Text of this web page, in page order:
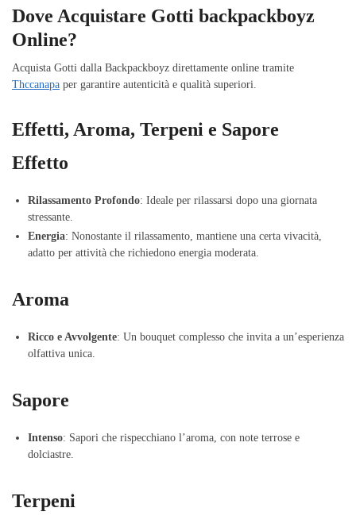
Dove Acquistare Gotti backpackboyz
Online?
Acquista Gotti dalla Backpackboyz direttamente online tramite
Thccanapa per garantire autenticità e qualità superiori.
Effetti, Aroma, Terpeni e Sapore
Effetto
Rilassamento Profondo: Ideale per rilassarsi dopo una giornata
stressante.
Energia: Nonostante il rilassamento, mantiene una certa vivacità,
adatto per attività che richiedono energia moderata.
Aroma
Ricco e Avvolgente: Un bouquet complesso che invita a un’esperienza
olfattiva unica.
Sapore
Intenso: Sapori che rispecchiano l’aroma, con note terrose e
dolciastre.
Terpeni